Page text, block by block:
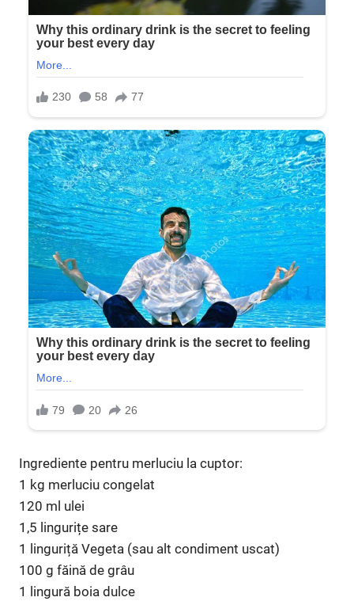
Ingrediente pentru merluciu la cuptor:
1 kg merluciu congelat
120 ml ulei
1,5 lingurițe sare
1 linguriță Vegeta (sau alt condiment uscat)
100 g făină de grâu
1 lingură boia dulce